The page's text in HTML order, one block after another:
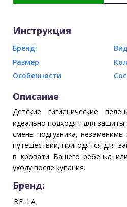
Инструкция
Бренд:
Размер
Особенности
Описание
Детские гигиенические
идеально подходят для защиты
смены подгузника,
путешествии, пригодятся для
в кровати Вашего ребенка
уходу после купания.
Бренд:
BELLA